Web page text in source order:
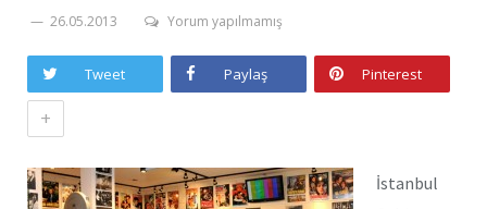
26.05.2013 Yorum yapılmamış
Tweet Paylaş Pinterest
+
İstanbul